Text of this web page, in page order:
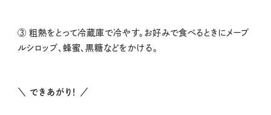
③ 粗熱をとって冷蔵庫で冷やす。お好みで食べるときにメープ
ルシロップ、蜂蜜、黒糖などをかける。
＼ できあがり！ ／